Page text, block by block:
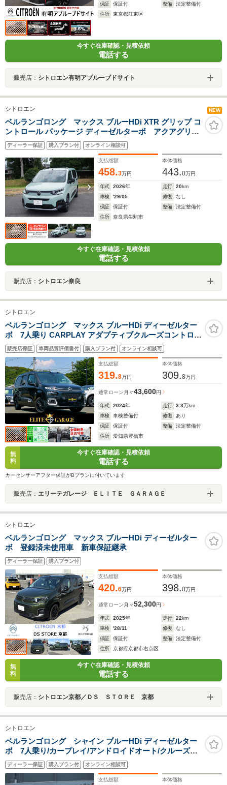
保証
保証付 整備
法定整備付
住所
東京都江東区
今すぐ在庫確認・見積依頼
電話する
販売店： シトロエン有明アプルーブドサイト
シトロエン NEW
ベルランゴロング マックス ブルーHDi XTR グリップ コ
ントロール パッケージ ディーゼルターボ アクアグリー
ン ドライバーモニター メーカー保証継承 グリップ
コントロール 17インチアルミホイール レッドカラー
クリップ 前後アンダーガード調デコレーション
ディーラー保証 購入プラン付 オンライン相談可
支払総額
458.3万円
本体価格
443.0万円
年式 2026年 走行 20km
車検
'29/05 修復
なし
保証
保証付 整備
法定整備付
住所
奈良県生駒市
今すぐ在庫確認・見積依頼
電話する
販売店： シトロエン奈良
シトロエン
ベルランゴロング マックス ブルーHDi ディーゼルター
ボ 7人乗り CARPLAY アダプティブクルーズコントロー
ル 禁煙車 ブラインドスポットモニター 両側スライドドア
フォグランプ
販売店保証 車両品質評価書付 購入プラン付 オンライン相談可
支払総額
319.8万円
本体価格
309.8万円
通常ローン 月々43,600円
年式 2024年 走行 3.3万km
車検
車検整備付 修復
あり
保証
保証付 整備
法定整備付
住所
愛知県豊橋市
無
料
今すぐ在庫確認・見積依頼
電話する
カーセンサーアフター保証がBプランに付いています
販売店： エリーテガレージ ＥＬＩＴＥ ＧＡＲＡＧＥ
シトロエン
ベルランゴロング マックス ブルーHDi ディーゼルター
ボ 登録済未使用車 新車保証継承
ディーラー保証 購入プラン付
支払総額
420.6万円
本体価格
398.0万円
通常ローン 月々52,300円
年式 2025年 走行 22km
車検
'28/11 修復
なし
保証
保証付 整備
法定整備付
住所
京都府京都市右京区
無
料
今すぐ在庫確認・見積依頼
電話する
販売店： シトロエン京都／ＤＳ ＳＴＯＲＥ 京都
シトロエン
ベルランゴロング シャイン ブルーHDi ディーゼルター
ボ 7人乗り/カープレイ/アンドロイドオート/クルーズコ
ントロール/スピードリミッター/スライドドア/ブラインド
スポットモニター/純正16インチAW/Bカメラ
ディーラー保証 購入プラン付 オンライン相談可
支払総額 本体価格